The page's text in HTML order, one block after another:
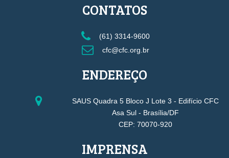
CONTATOS
(61) 3314-9600
cfc@cfc.org.br
ENDEREÇO
SAUS Quadra 5 Bloco J Lote 3 - Edifício CFC
Asa Sul - Brasília/DF
CEP: 70070-920
IMPRENSA